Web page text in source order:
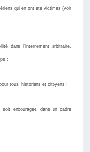
qui en ont été victimes (voir
dans l’internement arbitraire,
;
tous, historiens et citoyens ;
soit encouragée, dans un cadre